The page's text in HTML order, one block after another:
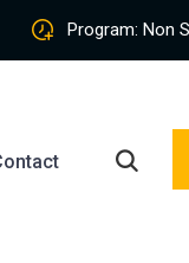
Program: Non